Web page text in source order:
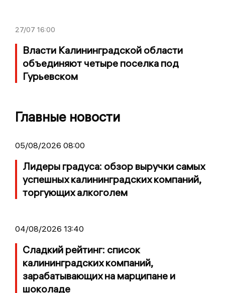
27/07 16:00
Власти Калининградской области
объединяют четыре поселка под
Гурьевском
Главные новости
05/08/2026 08:00
Лидеры градуса: обзор выручки самых
успешных калининградских компаний,
торгующих алкоголем
04/08/2026 13:40
Сладкий рейтинг: список
калининградских компаний,
зарабатывающих на марципане и
шоколаде